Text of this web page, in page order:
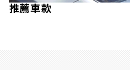
推薦車款